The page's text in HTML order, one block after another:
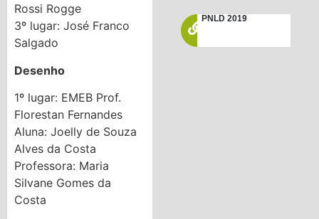
Rossi Rogge
3º lugar: José Franco
Salgado
Desenho
1º lugar: EMEB Prof.
Florestan Fernandes
Aluna: Joelly de Souza
Alves da Costa
Professora: Maria
Silvane Gomes da
Costa
PNLD 2019